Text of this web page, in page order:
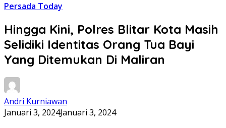
Persada Today
Hingga Kini, Polres Blitar Kota Masih
Selidiki Identitas Orang Tua Bayi
Yang Ditemukan Di Maliran
Andri Kurniawan
Januari 3, 2024Januari 3, 2024